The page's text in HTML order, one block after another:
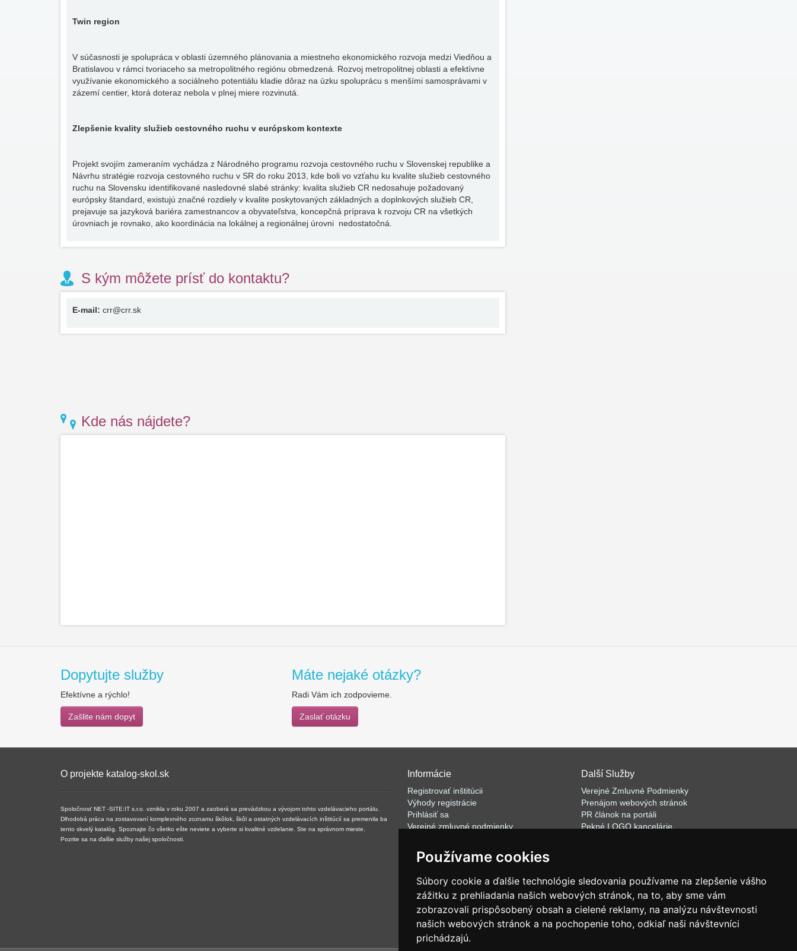
Používame cookies
Súbory cookie a ďalšie technológie sledovania používame na zlepšenie vášho
zážitku z prehliadania našich webových stránok, na to, aby sme vám
zobrazovali prispôsobený obsah a cielené reklamy, na analýzu návštevnosti
našich webových stránok a na pochopenie toho, odkiaľ naši návštevníci
prichádzajú.
Twin region
V súčasnosti je spolupráca v oblasti územného plánovania a miestneho ekonomického rozvoja medzi Viedňou a
Bratislavou v rámci tvoriaceho sa metropolitného regiónu obmedzená. Rozvoj metropolitnej oblasti a efektívne
využívanie ekonomického a sociálneho potentiálu kladie dôraz na úzku spoluprácu s menšími samosprávami v
zázemí centier, ktorá doteraz nebola v plnej miere rozvinutá.
Zlepšenie kvality služieb cestovného ruchu v európskom kontexte
Projekt svojím zameraním vychádza z Národného programu rozvoja cestovného ruchu v Slovenskej republike a
Návrhu stratégie rozvoja cestovného ruchu v SR do roku 2013, kde boli vo vzťahu ku kvalite služieb cestovného
ruchu na Slovensku identifikované nasledovné slabé stránky: kvalita služieb CR nedosahuje požadovaný
európsky štandard, existujú značné rozdiely v kvalite poskytovaných základných a doplnkových služieb CR,
prejavuje sa jazyková bariéra zamestnancov a obyvateľstva, koncepčná príprava k rozvoju CR na všetkých
úrovniach je rovnako, ako koordinácia na lokálnej a regionálnej úrovni nedostatočná.
S kým môžete prísť do kontaktu?
E-mail: crr@crr.sk
Kde nás nájdete?
Dopytujte služby
Efektívne a rýchlo!
Zašlite nám dopyt
Máte nejaké otázky?
Radi Vám ich zodpovieme.
Zaslať otázku
O projekte katalog-skol.sk
Spoločnosť NET -SITE:IT s.r.o. vznikla v roku 2007 a ​​zaoberá sa prevádzkou a vývojom tohto vzdelávacieho portálu.
Dlhodobá práca na zostavovaní komplexného zoznamu škôlok, škôl a ostatných vzdelávacích inštitúcií sa premenila ba
tento skvelý katalóg. Spoznajte čo všetko ešte neviete a vyberte si kvalitné vzdelanie. Ste na správnom mieste.
Pozrite sa na ďalšie služby našej spoločnosti.
Informácie
Registrovať inštitúcii
Výhody registrácie
Prihlásiť sa
Verejné zmluvné podmienky
VOP
FAQ
Rýchle vyhľadávanie
Partneri
Ponuka pre mediálne agentúry
O spoločnosti NET -SITE:IT s.r.o.
Další Služby
Verejné Zmluvné Podmienky
Prenájom webových stránok
PR článok na portáli
Pekné LOGO kancelárie